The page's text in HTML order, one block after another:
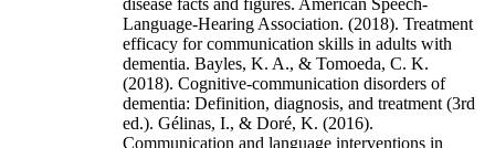
Language-Hearing Association. (2018). Treatment
efficacy for communication skills in adults with
dementia. Bayles, K. A., & Tomoeda, C. K.
(2018). Cognitive-communication disorders of
dementia: Definition, diagnosis, and treatment (3rd
ed.). Gélinas, I., & Doré, K. (2016).
Communication and language interventions in